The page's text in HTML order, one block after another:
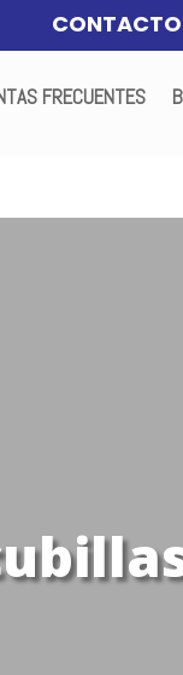
CONTACTO
FRECUENTES